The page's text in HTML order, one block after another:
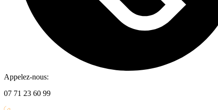
Appelez-nous:
07 71 23 60 99